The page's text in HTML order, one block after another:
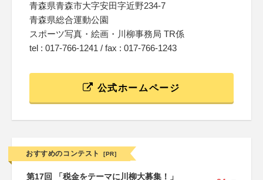
青森県青森市大字安田字近野234-7
青森県総合運動公園
スポーツ写真・絵画・川柳事務局 TR係
tel : 017-766-1241 / fax : 017-766-1243
公式ホームページ
おすすめのコンテスト [PR]
第17回 「税金をテーマに川柳大募集！」